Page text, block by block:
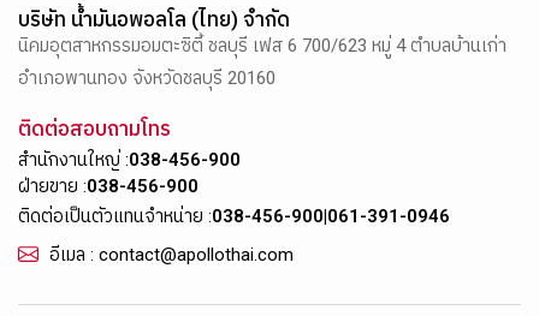
บริษัท น้ำมันอพอลโล (ไทย) จำกัด
นิคมอุตสาหกรรมอมตะซิตี้ ชลบุรี เฟส 6 700/623 หมู่ 4 ตำบลบ้านเก่า
อำเภอพานทอง จังหวัดชลบุรี 20160
ติดต่อสอบถามโทร
สำนักงานใหญ่ :038-456-900
ฝ่ายขาย :038-456-900
ติดต่อเป็นตัวแทนจำหน่าย :038-456-900|061-391-0946
อีเมล : contact@apollothai.com